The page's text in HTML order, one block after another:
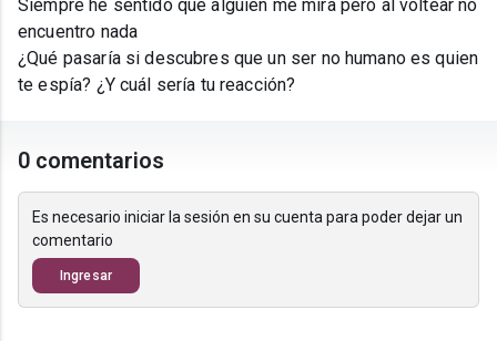
Siempre he sentido que alguien me mira pero al voltear no
encuentro nada
¿Qué pasaría si descubres que un ser no humano es quien
te espía? ¿Y cuál sería tu reacción?
0 comentarios
Es necesario iniciar la sesión en su cuenta para poder dejar un
comentario
Ingresar